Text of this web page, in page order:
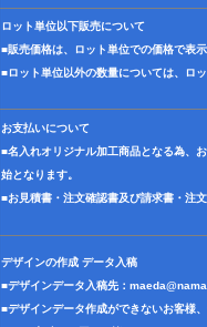
ロット単位以下販売について
■販売価格は、ロット単位での価格で表示
■ロット単位以外の数量については、ロ
お支払いについて
■名入れオリジナル加工商品となる為、
始となります。
■お見積書・注文確認書及び請求書・注
デザインの作成 データ入稿
■デザインデータ入稿先：
■デザインデータ作成ができないお客様